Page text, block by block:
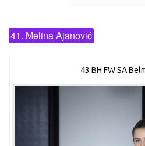
41. Melina Ajanović
43 BH FW SA